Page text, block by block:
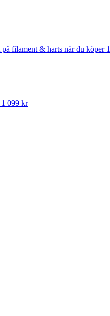
på filament & harts när du köper
1 099 kr